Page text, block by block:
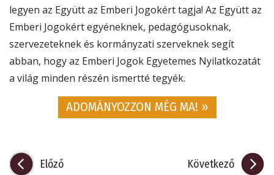
legyen az Együtt az Emberi Jogokért tagja! Az Együtt az
Emberi Jogokért egyéneknek, pedagógusoknak,
szervezeteknek és kormányzati szerveknek segít
abban, hogy az Emberi Jogok Egyetemes Nyilatkozatát
a világ minden részén ismertté tegyék.
ADOMÁNYOZZON MÉG MA! »
Előző Következő